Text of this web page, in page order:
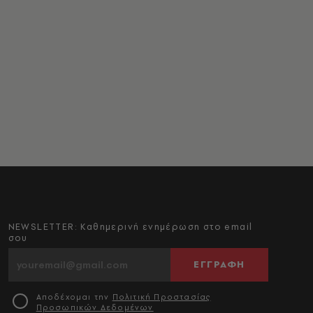
NEWSLETTER: Καθημερινή ενημέρωση στο email
σου
ΕΓΓΡΑΦΗ
Αποδέχομαι την Πολιτική Προστασίας
Προσωπικών Δεδομένων